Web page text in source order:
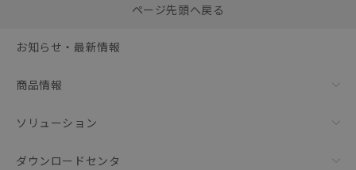
括ダウンロード
ページ先頭へ戻る
お知らせ・最新情報
商品情報
ソリューション
ダウンロードセンタ